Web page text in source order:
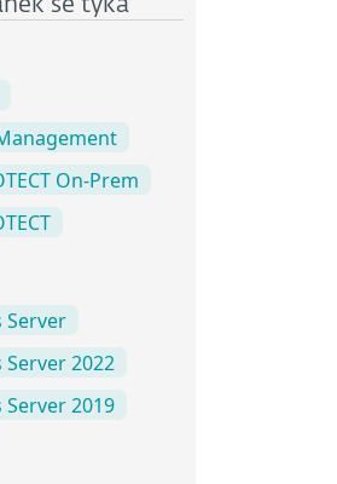
se týká
On-Prem
Server
2022
2019